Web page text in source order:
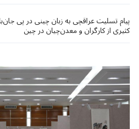
پیام تسلیت عراقچی به زبان چینی در پی
کثیری از کارگران و معدن‌چیان در چین